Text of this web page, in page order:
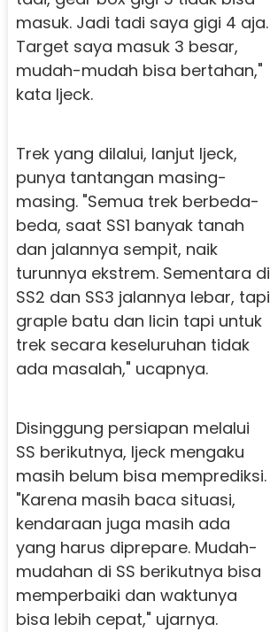
masuk. Jadi tadi saya gigi 4 aja.
Target saya masuk 3 besar,
mudah-mudah bisa bertahan,"
kata Ijeck.
Trek yang dilalui, lanjut Ijeck,
punya tantangan masing-
masing. "Semua trek berbeda-
beda, saat SS1 banyak tanah
dan jalannya sempit, naik
turunnya ekstrem. Sementara di
SS2 dan SS3 jalannya lebar, tapi
graple batu dan licin tapi untuk
trek secara keseluruhan tidak
ada masalah," ucapnya.
Disinggung persiapan melalui
SS berikutnya, Ijeck mengaku
masih belum bisa memprediksi.
"Karena masih baca situasi,
kendaraan juga masih ada
yang harus diprepare. Mudah-
mudahan di SS berikutnya bisa
memperbaiki dan waktunya
bisa lebih cepat," ujarnya.